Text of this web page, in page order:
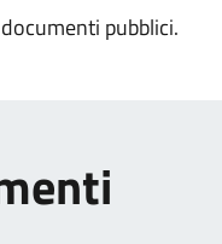
pubblici.